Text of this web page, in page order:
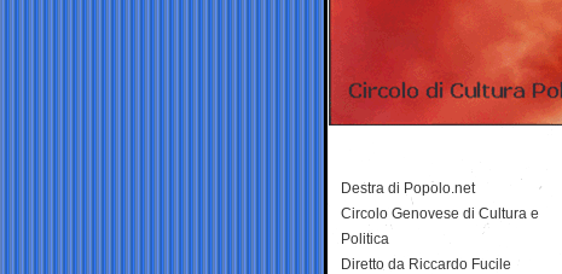
Destra di Popolo.net
Circolo Genovese di Cultura e
Politica
Diretto da Riccardo Fucile